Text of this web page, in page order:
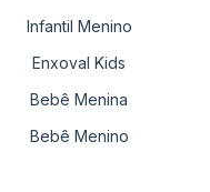
Infantil Menino
Enxoval Kids
Bebê Menina
Bebê Menino